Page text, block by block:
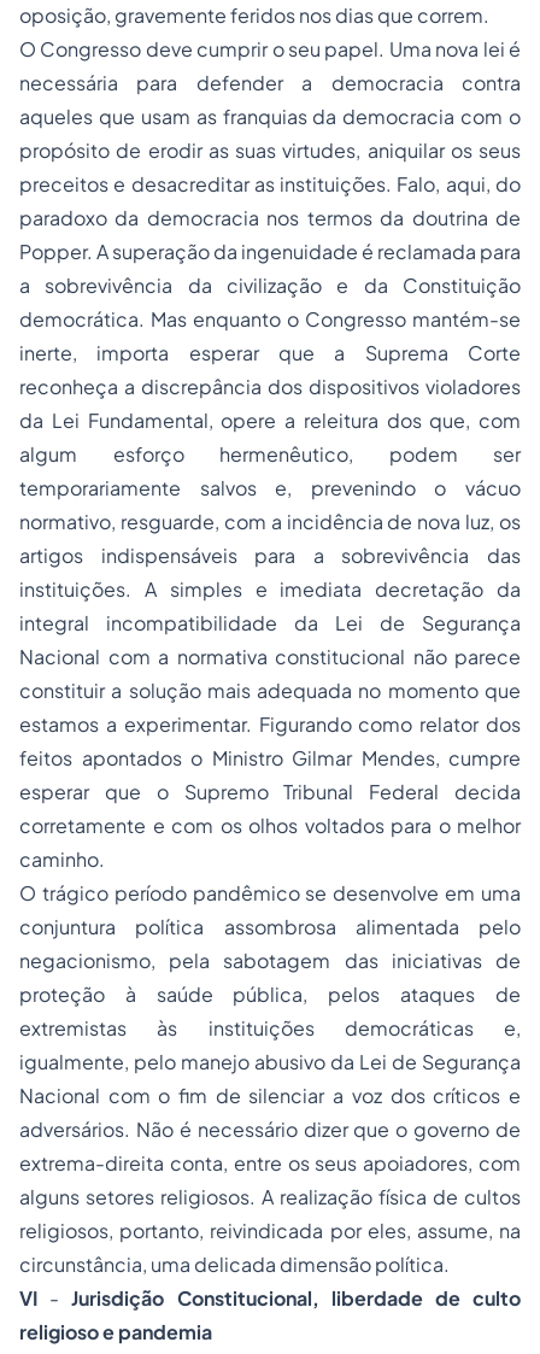
oposição, gravemente feridos nos dias que correm.
O Congresso deve cumprir o seu papel. Uma nova lei é
necessária para defender a democracia contra
aqueles que usam as franquias da democracia com o
propósito de erodir as suas virtudes, aniquilar os seus
preceitos e desacreditar as instituições. Falo, aqui, do
paradoxo da democracia nos termos da doutrina de
Popper. A superação da ingenuidade é reclamada para
a sobrevivência da civilização e da Constituição
democrática. Mas enquanto o Congresso mantém-se
inerte, importa esperar que a Suprema Corte
reconheça a discrepância dos dispositivos violadores
da Lei Fundamental, opere a releitura dos que, com
algum esforço hermenêutico, podem ser
temporariamente salvos e, prevenindo o vácuo
normativo, resguarde, com a incidência de nova luz, os
artigos indispensáveis para a sobrevivência das
instituições. A simples e imediata decretação da
integral incompatibilidade da Lei de Segurança
Nacional com a normativa constitucional não parece
constituir a solução mais adequada no momento que
estamos a experimentar. Figurando como relator dos
feitos apontados o Ministro Gilmar Mendes, cumpre
esperar que o Supremo Tribunal Federal decida
corretamente e com os olhos voltados para o melhor
caminho.
O trágico período pandêmico se desenvolve em uma
conjuntura política assombrosa alimentada pelo
negacionismo, pela sabotagem das iniciativas de
proteção à saúde pública, pelos ataques de
extremistas às instituições democráticas e,
igualmente, pelo manejo abusivo da Lei de Segurança
Nacional com o fim de silenciar a voz dos críticos e
adversários. Não é necessário dizer que o governo de
extrema-direita conta, entre os seus apoiadores, com
alguns setores religiosos. A realização física de cultos
religiosos, portanto, reivindicada por eles, assume, na
circunstância, uma delicada dimensão política.
VI -Jurisdição Constitucional, liberdade de culto
religioso e pandemia